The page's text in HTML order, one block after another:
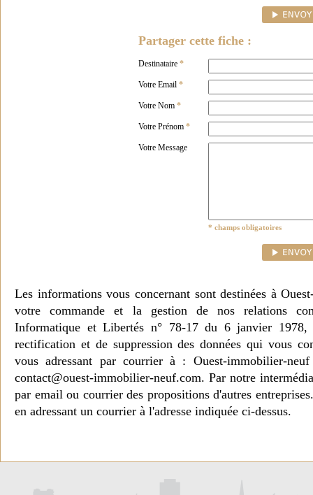
Partager cette fiche :
Destinataire *
Votre Email *
Votre Nom *
Votre Prénom *
Votre Message
* champs obligatoires
Les informations vous concernant sont destinées à
votre commande et la gestion de nos relations
Informatique et Libertés n° 78-17 du 6 janvier 1978,
rectification et de suppression des données qui vous
vous adressant par courrier à : Ouest-immobilier-
contact@ouest-immobilier-neuf.com. Par notre
par email ou courrier des propositions d'autres
en adressant un courrier à l'adresse indiquée ci-dessus.